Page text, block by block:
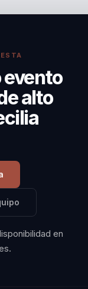
con una
evento
alto
en